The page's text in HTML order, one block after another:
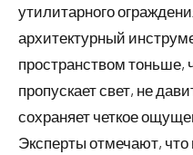
утилитарного
архитектурный
пространством
пропускает свет, не
сохраняет четкое
Эксперты отмечают,